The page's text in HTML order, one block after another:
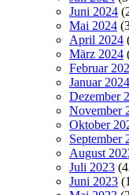
Juni 2024
Mai 2024
April 2024
März 2024
Februar
Januar 2024
Dezember
November
Oktober
September
August
Juli 2023
Juni 2023